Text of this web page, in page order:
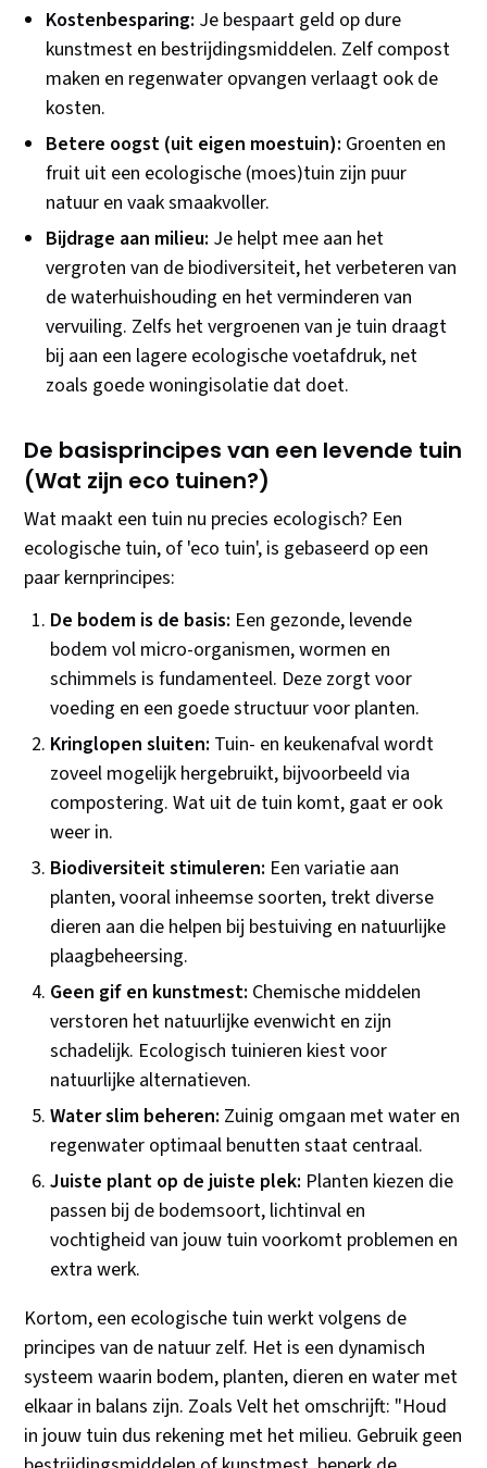
Kostenbesparing: Je bespaart geld op dure
kunstmest en bestrijdingsmiddelen. Zelf compost
maken en regenwater opvangen verlaagt ook de
kosten.
Betere oogst (uit eigen moestuin): Groenten en
fruit uit een ecologische (moes)tuin zijn puur
natuur en vaak smaakvoller.
Bijdrage aan milieu: Je helpt mee aan het
vergroten van de biodiversiteit, het verbeteren van
de waterhuishouding en het verminderen van
vervuiling. Zelfs het vergroenen van je tuin draagt
bij aan een lagere ecologische voetafdruk, net
zoals goede woningisolatie dat doet.
De basisprincipes van een levende tuin
(Wat zijn eco tuinen?)
Wat maakt een tuin nu precies ecologisch? Een
ecologische tuin, of 'eco tuin', is gebaseerd op een
paar kernprincipes:
De bodem is de basis: Een gezonde, levende
bodem vol micro-organismen, wormen en
schimmels is fundamenteel. Deze zorgt voor
voeding en een goede structuur voor planten.
Kringlopen sluiten: Tuin- en keukenafval wordt
zoveel mogelijk hergebruikt, bijvoorbeeld via
compostering. Wat uit de tuin komt, gaat er ook
weer in.
Biodiversiteit stimuleren: Een variatie aan
planten, vooral inheemse soorten, trekt diverse
dieren aan die helpen bij bestuiving en natuurlijke
plaagbeheersing.
Geen gif en kunstmest: Chemische middelen
verstoren het natuurlijke evenwicht en zijn
schadelijk. Ecologisch tuinieren kiest voor
natuurlijke alternatieven.
Water slim beheren: Zuinig omgaan met water en
regenwater optimaal benutten staat centraal.
Juiste plant op de juiste plek: Planten kiezen die
passen bij de bodemsoort, lichtinval en
vochtigheid van jouw tuin voorkomt problemen en
extra werk.
Kortom, een ecologische tuin werkt volgens de
principes van de natuur zelf. Het is een dynamisch
systeem waarin bodem, planten, dieren en water met
elkaar in balans zijn. Zoals Velt het omschrijft: "Houd
in jouw tuin dus rekening met het milieu. Gebruik geen